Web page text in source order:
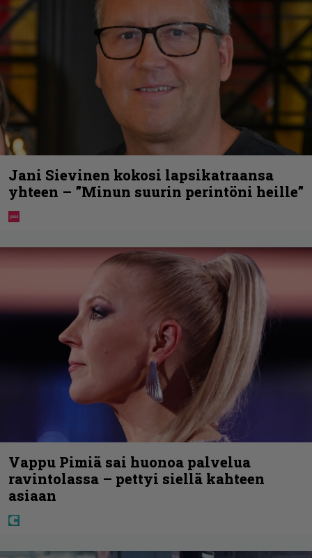
Jani Sievinen kokosi lapsikatraansa
yhteen – ”Minun suurin perintöni heille”
Vappu Pimiä sai huonoa palvelua
ravintolassa – pettyi siellä kahteen
asiaan